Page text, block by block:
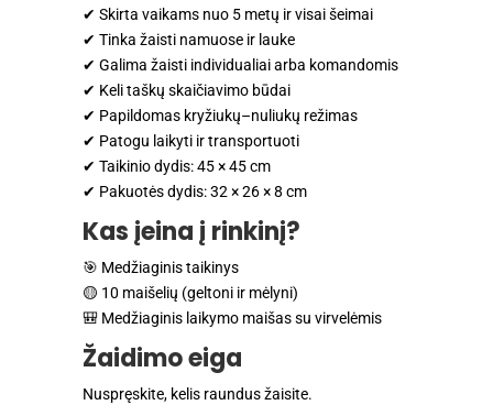
✔ Skirta vaikams nuo 5 metų ir visai šeimai
✔ Tinka žaisti namuose ir lauke
✔ Galima žaisti individualiai arba komandomis
✔ Keli taškų skaičiavimo būdai
✔ Papildomas kryžiukų–nuliukų režimas
✔ Patogu laikyti ir transportuoti
✔ Taikinio dydis: 45 × 45 cm
✔ Pakuotės dydis: 32 × 26 × 8 cm
Kas įeina į rinkinį?
🎯 Medžiaginis taikinys
🟡 10 maišelių (geltoni ir mėlyni)
🎒 Medžiaginis laikymo maišas su virvelėmis
Žaidimo eiga
Nuspręskite, kelis raundus žaisite.